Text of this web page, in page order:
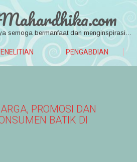
semoga bermanfaat dan menginspirasi…
PENGABDIAN
PROMOSI DAN
BATIK DI